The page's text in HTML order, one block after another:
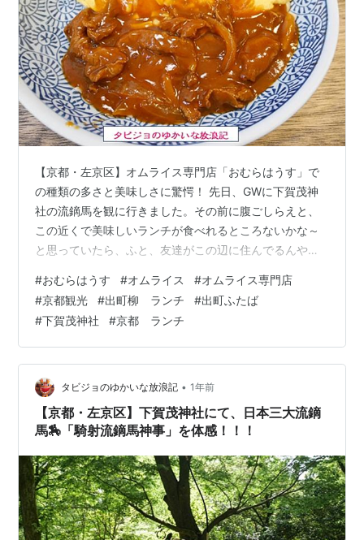
【京都・左京区】オムライス専門店「おむらはうす」で
の種類の多さと美味しさに驚愕！ 先日、GWに下賀茂神
社の流鏑馬を観に行きました。その前に腹ごしらえと、
この近くで美味しいランチが食べれるところないかな～
と思っていたら、ふと、友達がこの辺に住んでるんやっ
と教えてくれ、「おむらはうす 出町柳店」に行ってきま
した。 場所はこちらになります。下賀茂神社にも近く、
そして出町ふたばにも近いところになります。 流鏑馬を
観るために並ばなければ・・・ということで、早めにラ
ンチを済ませたかったので、開店の11時前にはお店に着
きました(*^-^*) 尚、来年も行こう…
#おむらはうす #オムライス #オムライス専門店
#京都観光 #出町柳 ランチ #出町ふたば
#下賀茂神社 #京都 ランチ
タビジョのゆかいな放浪記 • 1年前
【京都・左京区】下賀茂神社にて、日本三大流鏑
馬🏇「騎射流鏑馬神事」を体感！！！